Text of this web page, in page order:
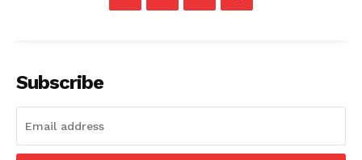
Subscribe